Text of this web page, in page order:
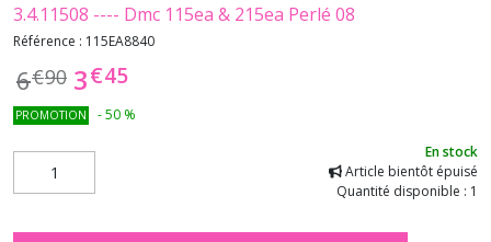
3.4.11508 ---- Dmc 115ea & 215ea Perlé 08
Référence : 115EA8840
6€90 3€45
PROMOTION -50 %
En stock
Article bientôt épuisé
Quantité disponible : 1